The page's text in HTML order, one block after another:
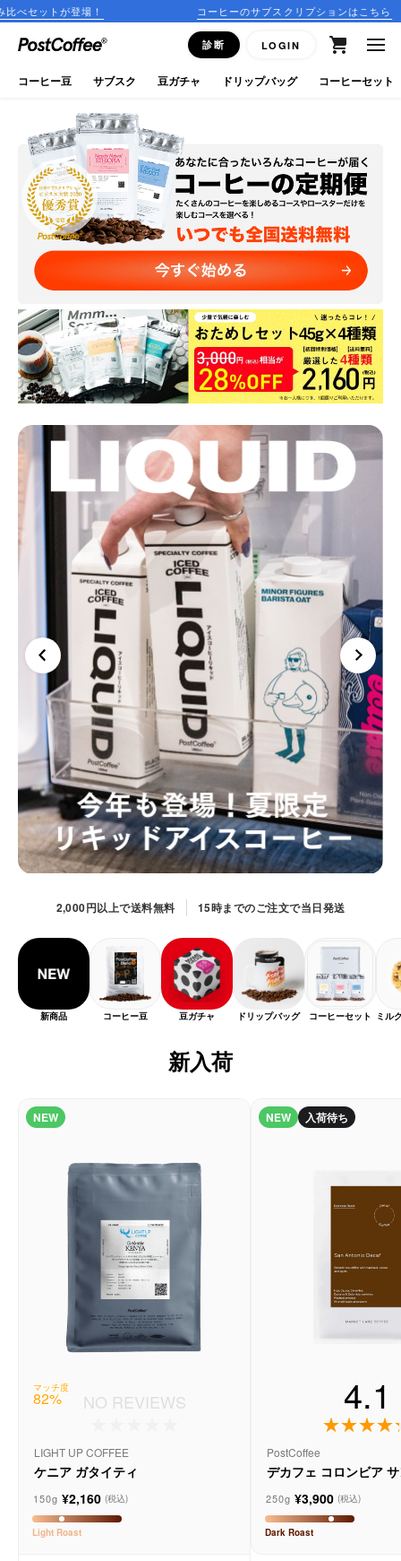
コーヒーのサブスクリプションはこちら 15:00までのご注文で
診断 LOGIN
close
ログイン
新規会員登録
コーヒーマップ
商品を探す
コーヒー豆
豆ガチャ
ドリップバッグ
ミルク・フード類
アクセサリ
CFFBNS
ギフトセット
リキッド
特集
卸販売
コーヒーのサブスク
サービス
よくある質問
店舗情報
2,000円以上で送料無料 15時までのご注文で当日発送
新商品 コーヒー豆 豆ガチャ ドリップバッグ コーヒーセット ミル
新入荷
NEW
マッチ度
82% NO REVIEWS
LIGHT UP COFFEE
ケニア ガタイティ
150g ¥2,160 (税込)
Light Roast
NEW 入荷待ち
4.1
PostCoffee
デカフェ コロンビア
250g ¥3,900 (税込)
Dark Roast
コーヒー豆 サブスク 豆ガチャ ドリップバッグ コーヒーセット